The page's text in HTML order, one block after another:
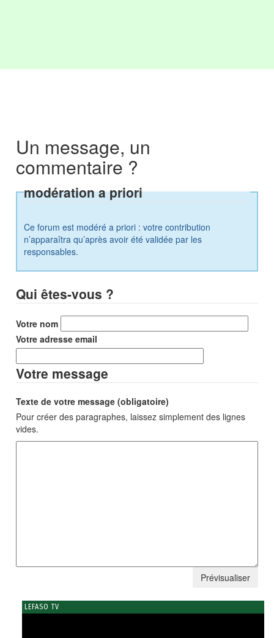
Un message, un
commentaire ?
modération a priori
Ce forum est modéré a priori : votre contribution
n’apparaîtra qu’après avoir été validée par les
responsables.
Qui êtes-vous ?
Votre nom
Votre adresse email
Votre message
Texte de votre message (obligatoire)
Pour créer des paragraphes, laissez simplement des lignes
vides.
LEFASO TV